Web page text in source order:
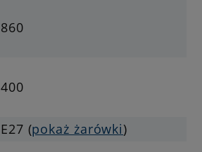
860
400
E27 (pokaż żarówki)